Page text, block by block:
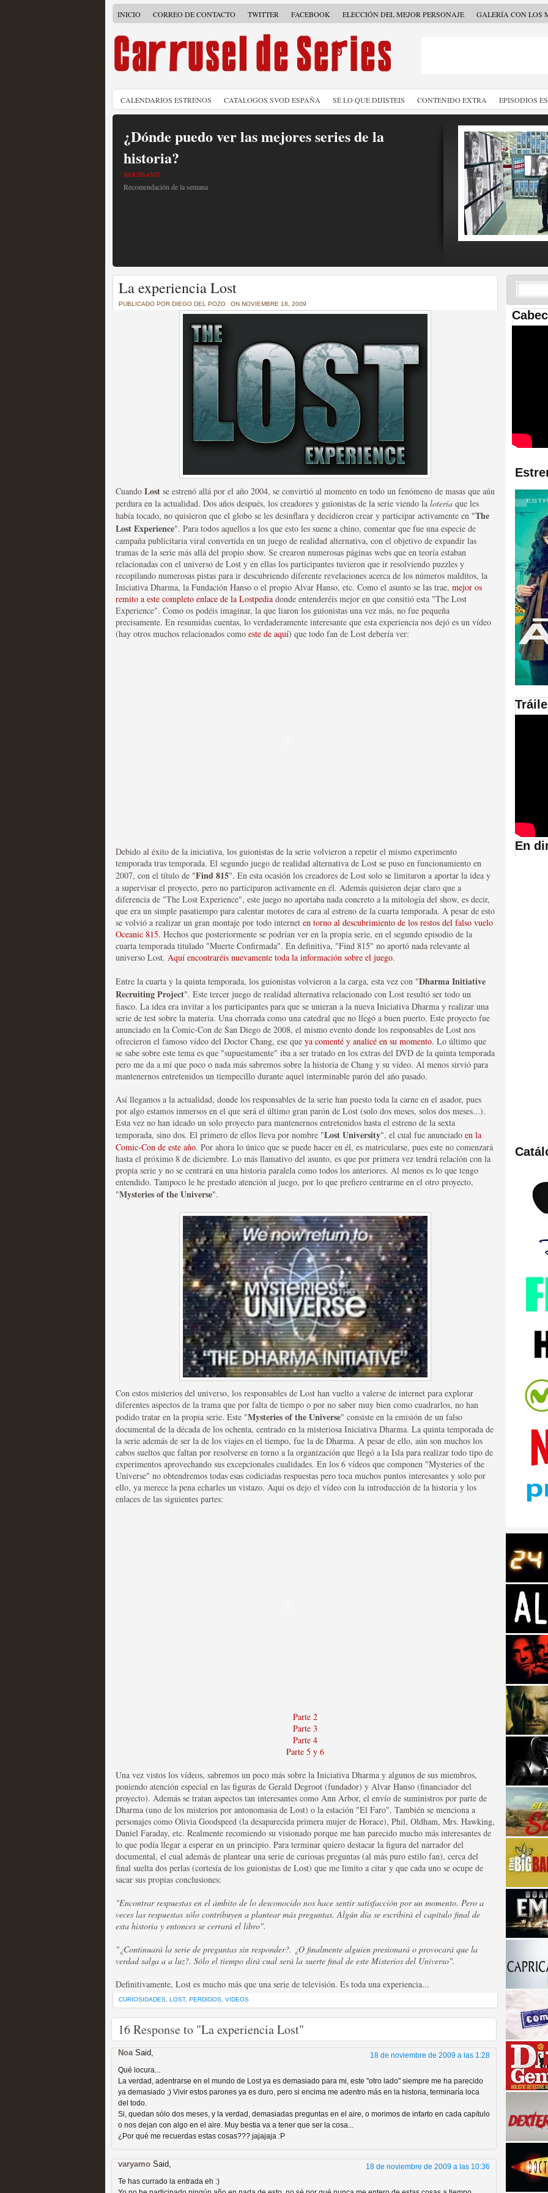
INICIO CORREO DE CONTACTO TWITTER FACEBOOK ELECCIÓN DEL MEJOR PERSONAJE GALERÍA CON LOS
CALENDARIOS ESTRENOS CATALOGOS SVOD ESPAÑA SÉ LO QUE DIJISTEIS CONTENIDO EXTRA EPISODIOS
¿Dónde puedo ver las mejores series de la
historia?
MOLTISANTI
Recomendación de la semana
Un recorrido por todas las temporadas de Game
of Thrones a través de sus mejores tráilers
Recomendación de la semana
La burbuja de los jugadores de la ficción
Recomendación de la semana
Las series disponibles en las plataformas SVOD
tienen fecha de caducidad
MOLTISANTI
Recomendación de la semana
Mi experiencia como usuario de HBO España
MOLTISANTI
Recomendación de la semana
The Get Down o cómo acabar siendo una de las
series más caras de la historia
MOLTISANTI
Recomendación de la semana
Fin de ciclo para las series de viajes en el tiempo
MOLTISANTI
Recomendación de la semana
Taboo es otra miniserie británica que no es
Recomendación de la semana
Las temporadas de pilotos de Amazon
MOLTISANTI
Recomendación de la semana
Las productoras de las estrellas de cine y
televisión
MOLTISANTI
Recomendación de la semana
Las series de 10 temporadas están en peligro de
extinción
Recomendación de la semana
Expediente X: Guía para descubrir la "verdad"
Recomendación de la semana
La experiencia Lost
PUBLICADO POR DIEGO DEL POZO ON NOVIEMBRE 18, 2009
Cuando Lost se estrenó allá por el año 2004, se convirtió al momento en todo un fenómeno de masas que aún
perdura en la actualidad. Dos años después, los creadores y guionistas de la serie viendo la lotería que les
había tocado, no quisieron que el globo se les desinflara y decidieron crear y participar activamente en "The
Lost Experience". Para todos aquellos a los que esto les suene a chino, comentar que fue una especie de
campaña publicitaria viral convertida en un juego de realidad alternativa, con el objetivo de expandir las
tramas de la serie más allá del propio show. Se crearon numerosas páginas webs que en teoría estaban
relacionadas con el universo de Lost y en ellas los participantes tuvieron que ir resolviendo puzzles y
recopilando numerosas pistas para ir descubriendo diferente revelaciones acerca de los números malditos, la
Iniciativa Dharma, la Fundación Hanso o el propio Alvar Hanso, etc. Como el asunto se las trae, mejor os
remito a este completo enlace de la Lostpedia donde entenderéis mejor en que consitió esta "The Lost
Experience". Como os podéis imaginar, la que liaron los guionistas una vez más, no fue pequeña
precisamente. En resumidas cuentas, lo verdaderamente interesante que esta experiencia nos dejó es un vídeo
(hay otros muchos relacionados como este de aquí) que todo fan de Lost debería ver:
Debido al éxito de la iniciativa, los guionistas de la serie volvieron a repetir el mismo experimento
temporada tras temporada. El segundo juego de realidad alternativa de Lost se puso en funcionamiento en
2007, con el título de "Find 815". En esta ocasión los creadores de Lost solo se limitaron a aportar la idea y
a supervisar el proyecto, pero no participaron activamente en él. Además quisieron dejar claro que a
diferencia de "The Lost Experience", este juego no aportaba nada concreto a la mitología del show, es decir,
que era un simple pasatiempo para calentar motores de cara al estreno de la cuarta temporada. A pesar de esto
se volvió a realizar un gran montaje por todo internet en torno al descubrimiento de los restos del falso vuelo
Oceanic 815. Hechos que posteriormente se podrían ver en la propia serie, en el segundo episodio de la
cuarta temporada titulado "Muerte Confirmada". En definitiva, "Find 815" no aportó nada relevante al
universo Lost. Aquí encontraréis nuevamente toda la información sobre el juego.
Entre la cuarta y la quinta temporada, los guionistas volvieron a la carga, esta vez con "Dharma Initiative
Recruiting Project". Este tercer juego de realidad alternativa relacionado con Lost resultó ser todo un
fiasco. La idea era invitar a los participantes para que se unieran a la nueva Iniciativa Dharma y realizar una
serie de test sobre la materia. Una chorrada como una catedral que no llegó a buen puerto. Este proyecto fue
anunciado en la Comic-Con de San Diego de 2008, el mismo evento donde los responsables de Lost nos
ofrecieron el famoso vídeo del Doctor Chang, ese que ya comenté y analicé en su momento. Lo último que
se sabe sobre este tema es que "supuestamente" iba a ser tratado en los extras del DVD de la quinta temporada
pero me da a mí que poco o nada más sabremos sobre la historia de Chang y su vídeo. Al menos sirvió para
mantenernos entretenidos un tiempecillo durante aquel interminable parón del año pasado.
Así llegamos a la actualidad, donde los responsables de la serie han puesto toda la carne en el asador, pues
por algo estamos inmersos en el que será el último gran parón de Lost (solo dos meses, solos dos meses...).
Esta vez no han ideado un solo proyecto para mantenernos entretenidos hasta el estreno de la sexta
temporada, sino dos. El primero de ellos lleva por nombre "Lost University", el cual fue anunciado en la
Comic-Con de este año. Por ahora lo único que se puede hacer en él, es matricularse, pues este no comenzará
hasta el próximo 8 de diciembre. Lo más llamativo del asunto, es que por primera vez tendrá relación con la
propia serie y no se centrará en una historia paralela como todos los anteriores. Al menos es lo que tengo
entendido. Tampoco le he prestado atención al juego, por lo que prefiero centrarme en el otro proyecto,
"Mysteries of the Universe".
Con estos misterios del universo, los responsables de Lost han vuelto a valerse de internet para explorar
diferentes aspectos de la trama que por falta de tiempo o por no saber muy bien como cuadrarlos, no han
podido tratar en la propia serie. Este "Mysteries of the Universe" consiste en la emisión de un falso
documental de la década de los ochenta, centrado en la misteriosa Iniciativa Dharma. La quinta temporada de
la serie además de ser la de los viajes en el tiempo, fue la de Dharma. A pesar de ello, aún son muchos los
cabos sueltos que faltan por resolverse en torno a la organización que llegó a la Isla para realizar todo tipo de
experimentos aprovechando sus excepcionales cualidades. En los 6 vídeos que componen "Mysteries of the
Universe" no obtendremos todas esas codiciadas respuestas pero toca muchos puntos interesantes y solo por
ello, ya merece la pena echarles un vistazo. Aquí os dejo el vídeo con la introducción de la historia y los
enlaces de las siguientes partes:
Parte 2
Parte 3
Parte 4
Parte 5 y 6
Una vez vistos los vídeos, sabremos un poco más sobre la Iniciativa Dharma y algunos de sus miembros,
poniendo atención especial en las figuras de Gerald Degroot (fundador) y Alvar Hanso (financiador del
proyecto). Además se tratan aspectos tan interesantes como Ann Arbor, el envío de suministros por parte de
Dharma (uno de los misterios por antonomasia de Lost) o la estación "El Faro". También se menciona a
personajes como Olivia Goodspeed (la desaparecida primera mujer de Horace), Phil, Oldham, Mrs. Hawking,
Daniel Faraday, etc. Realmente recomiendo su visionado porque me han parecido mucho más interesantes de
lo que podía llegar a esperar en un principio. Para terminar quiero destacar la figura del narrador del
documental, el cual además de plantear una serie de curiosas preguntas (al más puro estilo fan), cerca del
final suelta dos perlas (cortesía de los guionistas de Lost) que me limito a citar y que cada uno se ocupe de
sacar sus propias conclusiones:
"Encontrar respuestas en el ámbito de lo desconocido nos hace sentir satisfacción por un momento. Pero a
veces las respuestas sólo contribuyen a plantear más preguntas. Algún día se escribirá el capítulo final de
esta historia y entonces se cerrará el libro".
"¿Continuará la serie de preguntas sin responder?. ¿O finalmente alguien presionará o provocará que la
verdad salga a a luz?. Sólo el tiempo dirá cual será la suerte final de este Misterios del Universo".
Definitivamente, Lost es mucho más que una serie de televisión. Es toda una experiencia...
CURIOSIDADES LOST, PERDIDOS VIDEOS
16 Response to "La experiencia Lost"
Noa Said,
18 de noviembre de 2009 a las 1:28
Qué locura...
La verdad, adentrarse en el mundo de Lost ya es demasiado para mi, este "otro lado" siempre me ha parecido
ya demasiado ;) Vivir estos parones ya es duro, pero si encima me adentro más en la historia, terminaría loca
del todo.
Si, quedan sólo dos meses, y la verdad, demasiadas preguntas en el aire, o morimos de infarto en cada capítulo
o nos dejan con algo en el aire. Muy bestia va a tener que ser la cosa...
¿Por qué me recuerdas estas cosas??? jajajaja :P
varyamo Said,
18 de noviembre de 2009 a las 10:36
Te has currado la entrada eh :)
En